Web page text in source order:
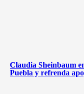
Claudia Sheinbaum
Puebla y refrenda